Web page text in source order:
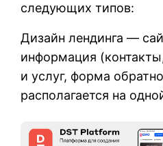
следующих типов:
Дизайн лендинга —
информация
и услуг, форма
располагается на